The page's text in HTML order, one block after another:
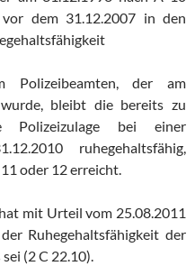
dem 31.12.2007 in den
Polizeibeamten, der am
bleibt die bereits zu
Polizeizulage bei einer
ruhegehaltsfähig,
oder 12 erreicht.
mit Urteil vom 25.08.2011
Ruhegehaltsfähigkeit der
(2 C 22.10).